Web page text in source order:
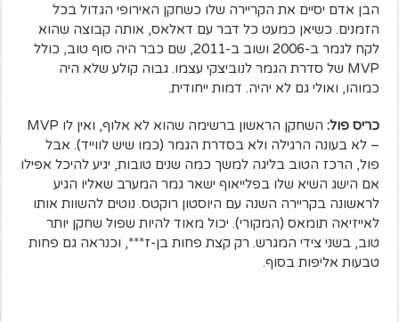
הבן אדם יסיים את הקריירה שלו כשחקן האירופי הגדול בכל
הזמנים. כשיאן כמעט כל דבר עם דאלאס, אותה קבוצה שהוא
לקח לגמר ב-2006 ושוב ב-2011, שם כבר היה סוף טוב, כולל
MVP של סדרת הגמר לנוביצקי עצמו. גבוה קולע שלא היה
כמוהו, ואולי גם לא יהיה. דמות ייחודית.
כריס פול:
השחקן הראשון ברשימה שהוא לא אלוף, ואין לו MVP
– לא בעונה הרגילה ולא בסדרת הגמר (כמו שיש לווייד). אבל
פול, הרכז הטוב בליגה למשך כמה שנים טובות, יגיע להיכל אפילו
אם הישג השיא שלו בפלייאוף ישאר גמר המערב שאליו הגיע
לראשונה בקריירה השנה עם היוסטון רוקטס. נוטים להשוות אותו
לאייזיאה תומאס (המקורי). יכול מאוד להיות שפול שחקן יותר
טוב, בשני צידי המגרש. רק קצת פחות בן-ז***, וכנראה גם פחות
טבעות אליפות בסוף.